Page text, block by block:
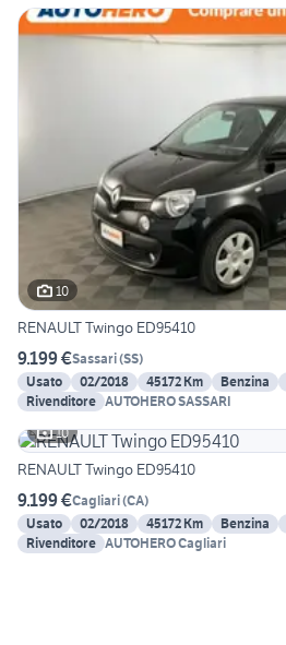
10
RENAULT Twingo ED95410
9.199 €Sassari(SS)
Usato
02/2018 45172 Km Benzina
Rivenditore AUTOHERO SASSARI
10
RENAULT Twingo ED95410
9.199 €Cagliari(CA)
Usato
02/2018 45172 Km Benzina
Rivenditore AUTOHERO Cagliari